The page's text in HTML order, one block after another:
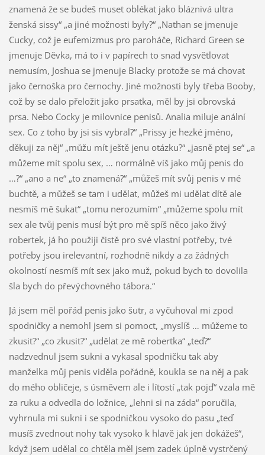
znamená že se budeš muset oblékat jako bláznivá ultra
ženská sissy“ „a jiné možnosti byly?“ „Nathan se jmenuje
Cucky, což je eufemizmus pro paroháče, Richard Green se
jmenuje Děvka, má to i v papírech to snad vysvětlovat
nemusím, Joshua se jmenuje Blacky protože se má chovat
jako černoška pro černochy. Jiné možnosti byly třeba Booby,
což by se dalo přeložit jako prsatka, měl by jsi obrovská
prsa. Nebo Cocky je milovnice penisů. Analia miluje anální
sex. Co z toho by jsi sis vybral?“ „Prissy je hezké jméno,
děkuji za něj“ „můžu mít ještě jenu otázku?“ „jasně ptej se“ „a
můžeme mít spolu sex, … normálně víš jako můj penis do
…?“ „ano a ne“ „to znamená?“ „můžeš mít svůj penis v mé
buchtě, a můžeš se tam i udělat, můžeš mi udělat dítě ale
nesmíš mě šukat“ „tomu nerozumím“ „můžeme spolu mít
sex ale tvůj penis musí být pro mě spíš něco jako živý
robertek, já ho použiji čistě pro své vlastní potřeby, tvé
potřeby jsou irelevantní, rozhodně nikdy a za žádných
okolností nesmíš mít sex jako muž, pokud bych to dovolila
šla bych do převýchovného tábora.“
Já jsem měl pořád penis jako šutr, a vyčuhoval mi zpod
spodničky a nemohl jsem si pomoct, „myslíš … můžeme to
zkusit?“ „co zkusit?“ „udělat ze mě robertka“ „teď?“
nadzvednul jsem sukni a vykasal spodničku tak aby
manželka můj penis viděla pořádně, koukla se na něj a pak
do mého obličeje, s úsměvem ale i lítostí „tak pojď“ vzala mě
za ruku a odvedla do ložnice, „lehni si na záda“ poručila,
vyhrnula mi sukni i se spodničkou vysoko do pasu „teď
musíš zvednout nohy tak vysoko k hlavě jak jen dokážeš“,
když jsem udělal co chtěla měl jsem zadek úplně vystrčený